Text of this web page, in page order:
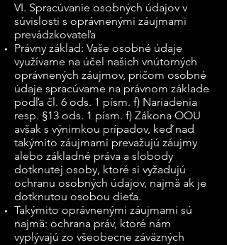
VI. Spracúvanie osobných údajov v
súvislosti s oprávnenými záujmami
prevádzkovateľa
Právny základ: Vaše osobné údaje
využívame na účel našich vnútorných
oprávnených záujmov, pričom osobné
údaje spracúvame na právnom základe
podľa čl. 6 ods. 1 písm. f) Nariadenia
resp. §13 ods. 1 písm. f) Zákona OOU
avšak s výnimkou prípadov, keď nad
takýmito záujmami prevažujú záujmy
alebo základné práva a slobody
dotknutej osoby, ktoré si vyžadujú
ochranu osobných údajov, najmä ak je
dotknutou osobou dieťa.
Takýmito oprávnenými záujmami sú
najmä: ochrana práv, ktoré nám
vyplývajú zo všeobecne záväzných